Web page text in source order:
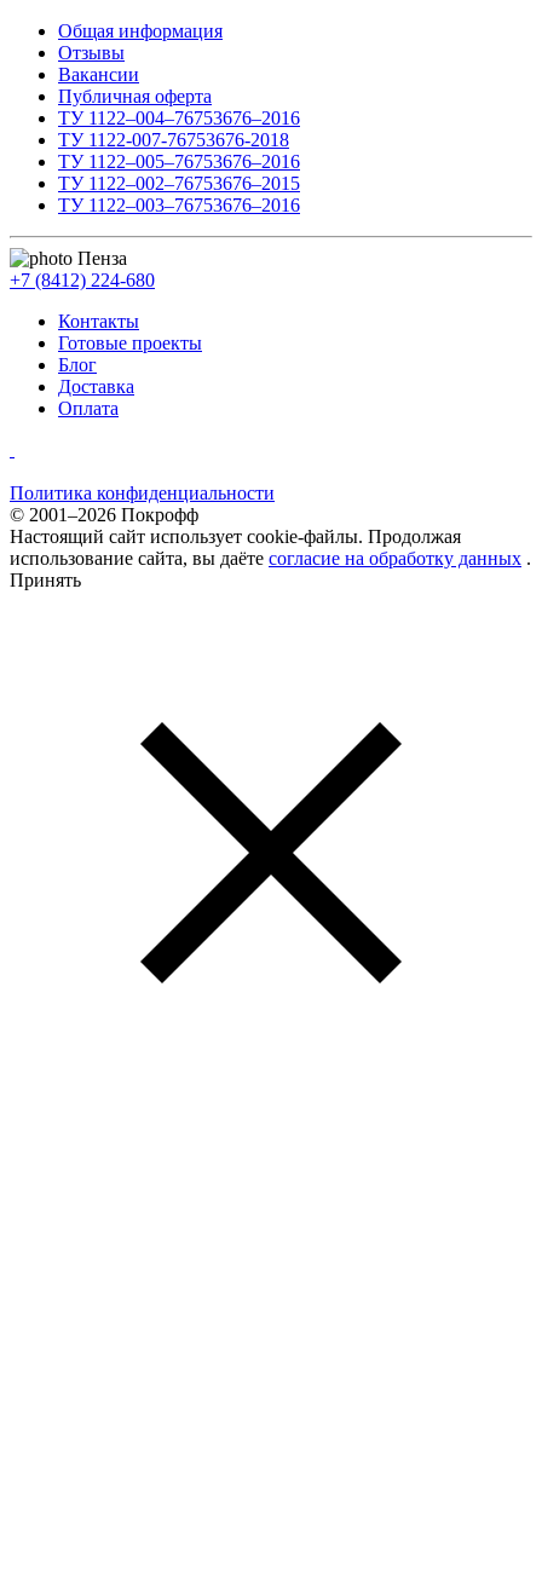
Общая информация
Отзывы
Вакансии
Публичная оферта
ТУ 1122–004–76753676–2016
ТУ 1122-007-76753676-2018
ТУ 1122–005–76753676–2016
ТУ 1122–002–76753676–2015
ТУ 1122–003–76753676–2016
Пенза
+7 (8412) 224-680
Контакты
Готовые проекты
Блог
Доставка
Оплата
Политика конфиденциальности
© 2001–2026 Покрофф
Настоящий сайт использует cookie-файлы. Продолжая
использование сайта, вы даёте согласие на обработку данных .
Принять